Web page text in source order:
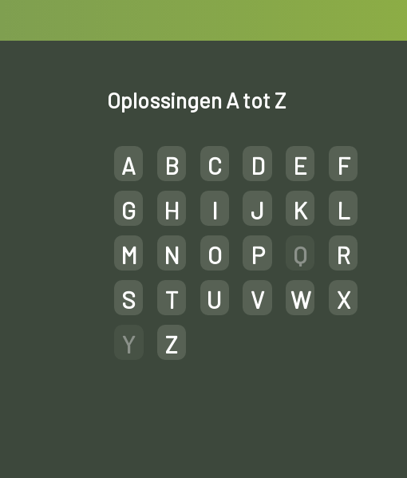
Oplossingen A tot Z
A B C D E
F
G
H I J K
L
M
N O P Q
R
S
T U V W
X
Y
Z